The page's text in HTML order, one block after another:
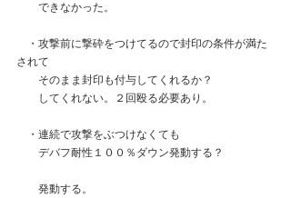
できなかった。
・攻撃前に撃砕をつけてるので封印の条件が満た
されて
そのまま封印も付与してくれるか？
してくれない。２回殴る必要あり。
・連続で攻撃をぶつけなくても
デバフ耐性１００％ダウン発動する？
発動する。